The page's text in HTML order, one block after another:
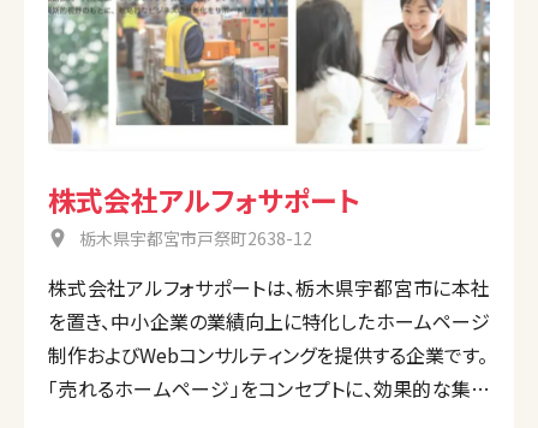
株式会社アルフォサポート
栃木県宇都宮市戸祭町2638-12
株式会社アルフォサポートは、栃木県宇都宮市に本社
を置き、中小企業の業績向上に特化したホームページ
制作およびWebコンサルティングを提供する企業です。
「売れるホームページ」をコンセプトに、効果的な集客